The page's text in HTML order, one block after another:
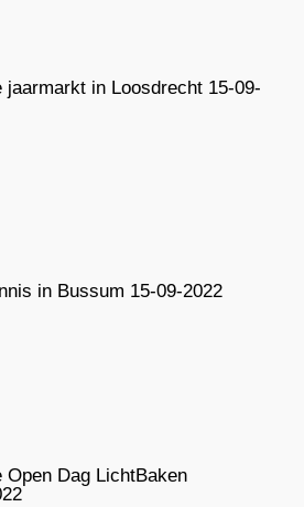
jaarmarkt in Loosdrecht 15-09-
in Bussum 15-09-2022
Dag LichtBaken